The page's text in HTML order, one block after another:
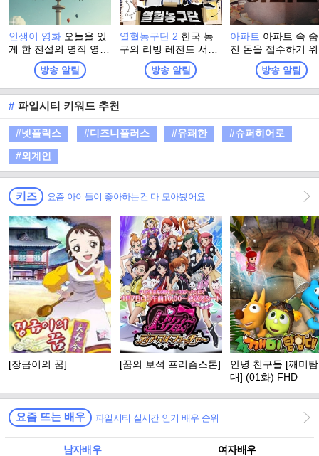
인생이 영화 오늘을 있
게 한 전설의 명작 영화
부터, 새로운 시대의 O
TT 히트작까지, 우리가
사랑했던 콘텐츠의 과
거와 현재를 넘나들며,
지금 우리 앞에 펼쳐진
변화의 순간을 함께 돌
아보는 프로그램
방송 알림
열혈농구단 2 한국 농
구의 리빙 레전드 서장
훈이 직접 선택한 연예
계 최강 농구팀 ‘라이징
이글스’! 아시아 제패에
‘전국 최강전’을 펼치며
국내 정상에 도전한다.
비상이 시작된다.
방송 알림
아파트 아파트 속
진 돈을 접수하기
입대의회장 선거에
마한 오아시스파 전
보스 박해강이 주민
방송 알림
# 파일시티 키워드 추천
#넷플릭스 #디즈니플러스 #유쾌한
#슈퍼히어로
#외계인
키즈 요즘 아이들이 좋아하는건 다 모아봤어요
[장금이의 꿈] [꿈의 보석 프리즘스톤]
안녕 친구들 [깨미
대] (01화) FHD
요즘 뜨는 배우 파일시티 실시간 인기 배우 순위
남자배우 여자배우